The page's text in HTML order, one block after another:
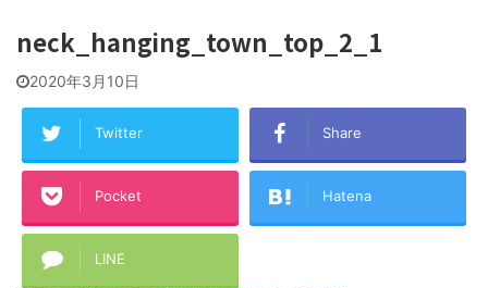
neck_hanging_town_top_2_1
2020年3月10日
Twitter Share
Pocket Hatena
LINE